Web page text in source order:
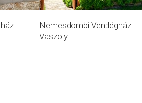
Nemesdombi Vendégház
Vászoly